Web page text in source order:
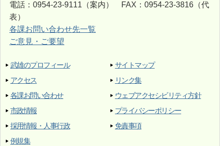
電話：0954-23-9111（案内） FAX：0954-23-3816（代
表）
各課お問い合わせ先一覧
ご意見・ご要望
武雄のプロフィール
アクセス
各課お問い合わせ
市政情報
採用情報・人事行政
例規集
サイトマップ
リンク集
ウェブアクセシビリティ方針
プライバシーポリシー
免責事項